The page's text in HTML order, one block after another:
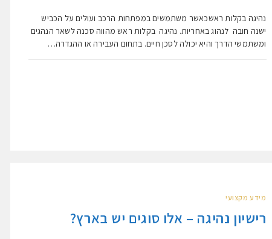
נהיגה בקלות ראשכאשר משתמשים במפתחות הרכב ועולים על הכביש
ישנה חובה לנהוג באחריות. נהיגה בקלות ראש מהווה סכנה לשאר הנהגים
ומשתמשי הדרך והיא יכולה לסכן חיים. בתחום העבירה או ההגדרה…
מידע מקצועי
רישיון נהיגה – אלו סוגים יש בארץ?